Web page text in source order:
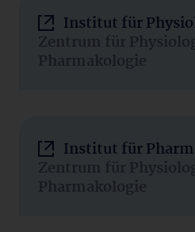
Institut für
Zentrum für
Pharmakologie
Institut für
Zentrum für
Pharmakologie